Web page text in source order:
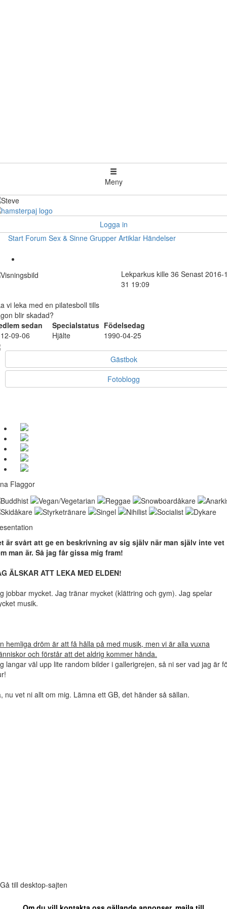
Meny
Logga in
Start Forum Sex & Sinne Grupper Artiklar Händelser
Lekparkus kille 36 Senast 2016-
31 19:09
vi leka med en pilatesboll tills
blir skadad?
sedan
Specialstatus Födelsedag
09-06
Hjälte 1990-04-25
Gästbok
Fotoblogg
Flaggor
är svårt att ge en beskrivning av sig själv när man själv inte vet
man är. Så jag får gissa mig fram!
ÄLSKAR ATT LEKA MED ELDEN!
jobbar mycket. Jag tränar mycket (klättring och gym). Jag spelar
musik.
hemliga dröm är att få hålla på med musik, men vi är alla vuxna
och förstår att det aldrig kommer hända.
langar väl upp lite random bilder i gallerigrejen, så ni ser vad jag är
nu vet ni allt om mig. Lämna ett GB, det händer så sällan.
Gå till desktop-sajten